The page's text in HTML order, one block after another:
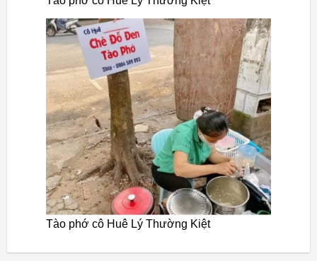
Tào phớ cô Huê Lý Thường Kiệt